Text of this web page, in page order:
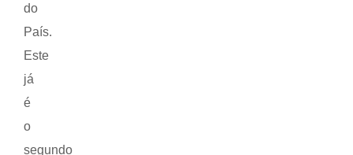
do
País.
Este
já
é
o
segundo